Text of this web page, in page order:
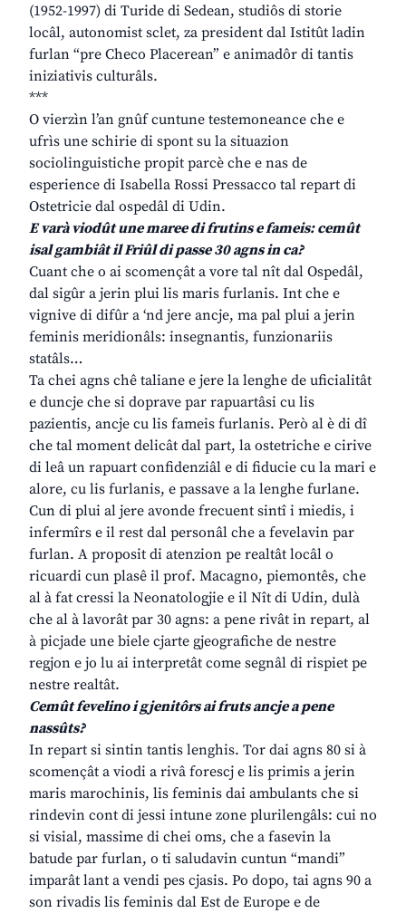
(1952-1997) di Turide di Sedean, studiôs di storie
locâl, autonomist sclet, za president dal Istitût ladin
furlan “pre Checo Placerean” e animadôr di tantis
iniziativis culturâls.
***
O vierzìn l’an gnûf cuntune testemoneance che e
ufrìs une schirie di spont su la situazion
sociolinguistiche propit parcè che e nas de
esperience di Isabella Rossi Pressacco tal repart di
Ostetricie dal ospedâl di Udin.
E varà viodût une maree di frutins e fameis: cemût
isal gambiât il Friûl di passe 30 agns in ca?
Cuant che o ai scomençât a vore tal nît dal Ospedâl,
dal sigûr a jerin plui lis maris furlanis. Int che e
vignive di difûr a ‘nd jere ancje, ma pal plui a jerin
feminis meridionâls: insegnantis, funzionariis
statâls…
Ta chei agns chê taliane e jere la lenghe de uficialitât
e duncje che si doprave par rapuartâsi cu lis
pazientis, ancje cu lis fameis furlanis. Però al è di dî
che tal moment delicât dal part, la ostetriche e cirive
di leâ un rapuart confidenziâl e di fiducie cu la mari e
alore, cu lis furlanis, e passave a la lenghe furlane.
Cun di plui al jere avonde frecuent sintî i miedis, i
infermîrs e il rest dal personâl che a fevelavin par
furlan. A proposit di atenzion pe realtât locâl o
ricuardi cun plasê il prof. Macagno, piemontês, che
al à fat cressi la Neonatologjie e il Nît di Udin, dulà
che al à lavorât par 30 agns: a pene rivât in repart, al
à picjade une biele cjarte gjeografiche de nestre
regjon e jo lu ai interpretât come segnâl di rispiet pe
nestre realtât.
Cemût fevelino i gjenitôrs ai fruts ancje a pene
nassûts?
In repart si sintin tantis lenghis. Tor dai agns 80 si à
scomençât a viodi a rivâ forescj e lis primis a jerin
maris marochinis, lis feminis dai ambulants che si
rindevin cont di jessi intune zone plurilengâls: cui no
si visial, massime di chei oms, che a fasevin la
batude par furlan, o ti saludavin cuntun “mandi”
imparât lant a vendi pes cjasis. Po dopo, tai agns 90 a
son rivadis lis feminis dal Est de Europe e de